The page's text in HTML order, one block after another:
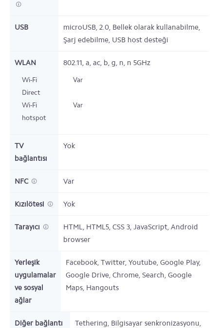
USB microUSB, 2.0, Bellek olarak kullanabilme,
Şarj edebilme, USB host desteği
WLAN 802.11, a, ac, b, g, n, n 5GHz
Wi-Fi
Direct
Var
Wi-Fi
hotspot
Var
TV
bağlantısı
Yok
NFC Var
Kızılötesi Yok
Tarayıcı
HTML, HTML5, CSS 3, JavaScript, Android
browser
Yerleşik
uygulamalar
ve sosyal
ağlar
Facebook, Twitter, Youtube, Google Play,
Google Drive, Chrome, Search, Google
Maps, Hangouts
Diğer bağlantı
Tethering, Bilgisayar senkronizasyonu,